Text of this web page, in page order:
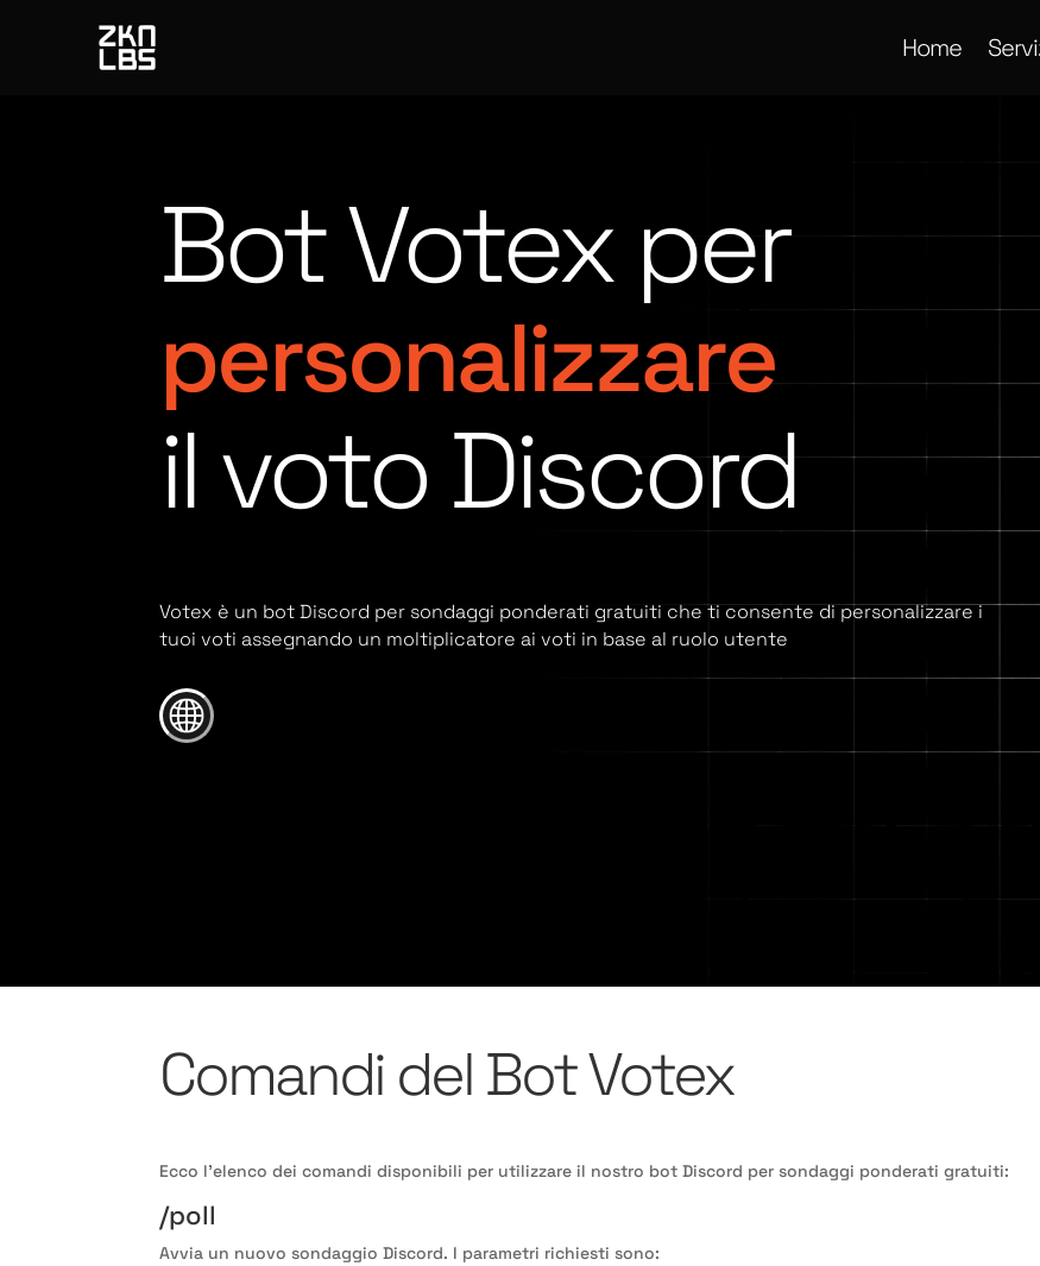
Home
Bot Votex per
personalizzare
il voto Discord
Votex è un bot Discord per sondaggi ponderati gratuiti che ti consente di personalizzare i
tuoi voti assegnando un moltiplicatore ai voti in base al ruolo utente
Comandi del Bot Votex
Ecco l'elenco dei comandi disponibili per utilizzare il nostro bot Discord per sondaggi ponderati gratuiti:
/poll
Avvia un nuovo sondaggio Discord. I parametri richiesti sono: